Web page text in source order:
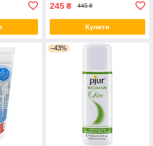
245 ₴ 445 ₴
Купити
–43%